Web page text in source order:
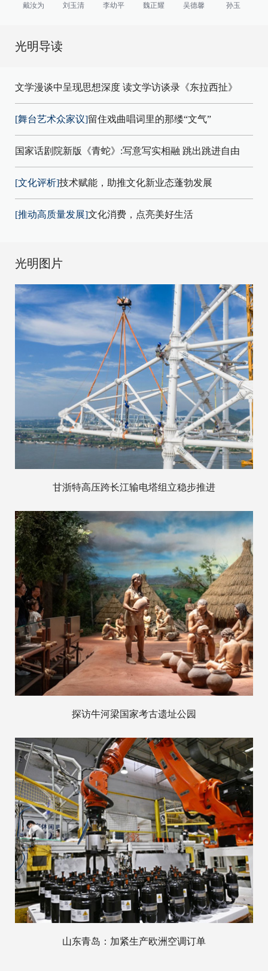
戴汝为
刘玉清 李幼平 魏正耀 吴德馨 孙玉
光明导读
文学漫谈中呈现思想深度 读文学访谈录《东拉西扯》
[舞台艺术众家议]留住戏曲唱词里的那缕“文气”
国家话剧院新版《青蛇》:写意写实相融 跳出跳进自由
[文化评析]技术赋能，助推文化新业态蓬勃发展
[推动高质量发展]文化消费，点亮美好生活
光明图片
甘浙特高压跨长江输电塔组立稳步推进
探访牛河梁国家考古遗址公园
山东青岛：加紧生产欧洲空调订单